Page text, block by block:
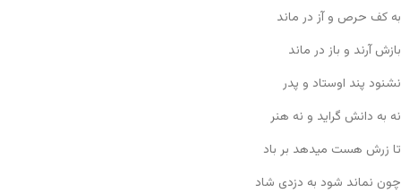
به کف حرص و آز در ماند
بازش آرند و باز در ماند
نشنود پند اوستاد و پدر
نه به دانش گراید و نه هنر
تا زرش هست میدهد بر باد
چون نماند شود به دزدی شاد